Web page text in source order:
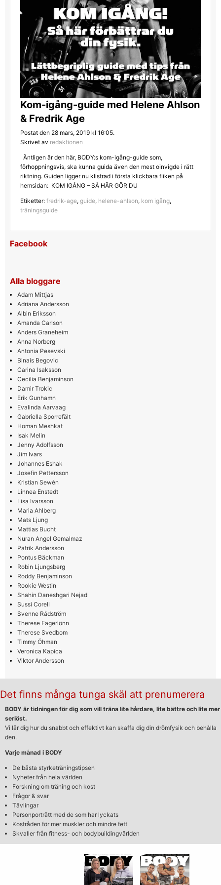
Kom-igång-guide med Helene Ahlson
& Fredrik Age
Postat den 28 mars, 2019 kl 16:05.
Skrivet av redaktionen
Äntligen är den här, BODY:s kom-igång-guide som,
förhoppningsvis, ska kunna guida även den mest oinvigde i rätt
riktning. Guiden ligger nu klistrad i första klickbara fliken på
hemsidan: KOM IGÅNG – SÅ HÄR GÖR DU
Etiketter: fredrik-age, guide, helene-ahlson, kom igång,
träningsguide
Facebook
Alla bloggare
Adam Mittjas
Adriana Andersson
Albin Eriksson
Amanda Carlson
Anders Graneheim
Anna Norberg
Antonia Pesevski
Binais Begovic
Carina Isaksson
Cecilia Benjaminson
Damir Trokic
Erik Gunhamn
Evalinda Aarvaag
Gabriella Sporrefält
Homan Meshkat
Isak Melin
Jenny Adolfsson
Jim Ivars
Johannes Eshak
Josefin Pettersson
Kristian Sewén
Linnea Enstedt
Lisa Ivarsson
Maria Ahlberg
Mats Ljung
Mattias Bucht
Nuran Angel Gemalmaz
Patrik Andersson
Pontus Bäckman
Robin Ljungsberg
Roddy Benjaminson
Rookie Westin
Shahin Daneshgari Nejad
Sussi Corell
Svenne Rådström
Therese Fagerlönn
Therese Svedbom
Timmy Öhman
Veronica Kapica
Viktor Andersson
Det finns många tunga skäl att prenumerera
BODY är tidningen för dig som vill träna lite hårdare, lite bättre och lite mer
seriöst.
Vi lär dig hur du snabbt och effektivt kan skaffa dig din drömfysik och behålla
den.
Varje månad i BODY
De bästa styrketräningstipsen
Nyheter från hela världen
Forskning om träning och kost
Frågor & svar
Tävlingar
Personporträtt med de som har lyckats
Kostråden för mer muskler och mindre fett
Skvaller från fitness- och bodybuildingvärlden